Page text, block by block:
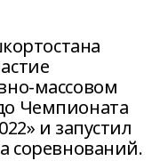
массовом
Чемпионата
и запустил
соревнований.